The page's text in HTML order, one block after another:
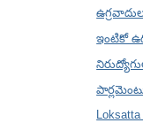
ఇంటికో